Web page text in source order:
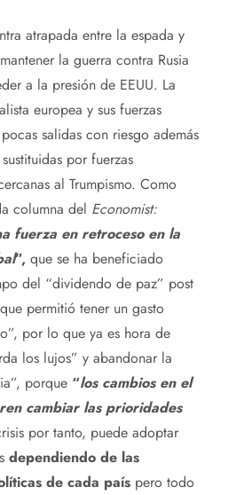
atrapada entre la espada y
la guerra contra Rusia
a la presión de EEUU. La
europea y sus fuerzas
salidas con riesgo además
por fuerzas
al Trumpismo. Como
columna del Economist:
fuerza en retroceso en la
”, que se ha beneficiado
del “dividendo de paz” post
permitió tener un gasto
por lo que ya es hora de
los lujos” y abandonar la
porque “los cambios en el
cambiar las prioridades
por tanto, puede adoptar
dependiendo de las
de cada país pero todo